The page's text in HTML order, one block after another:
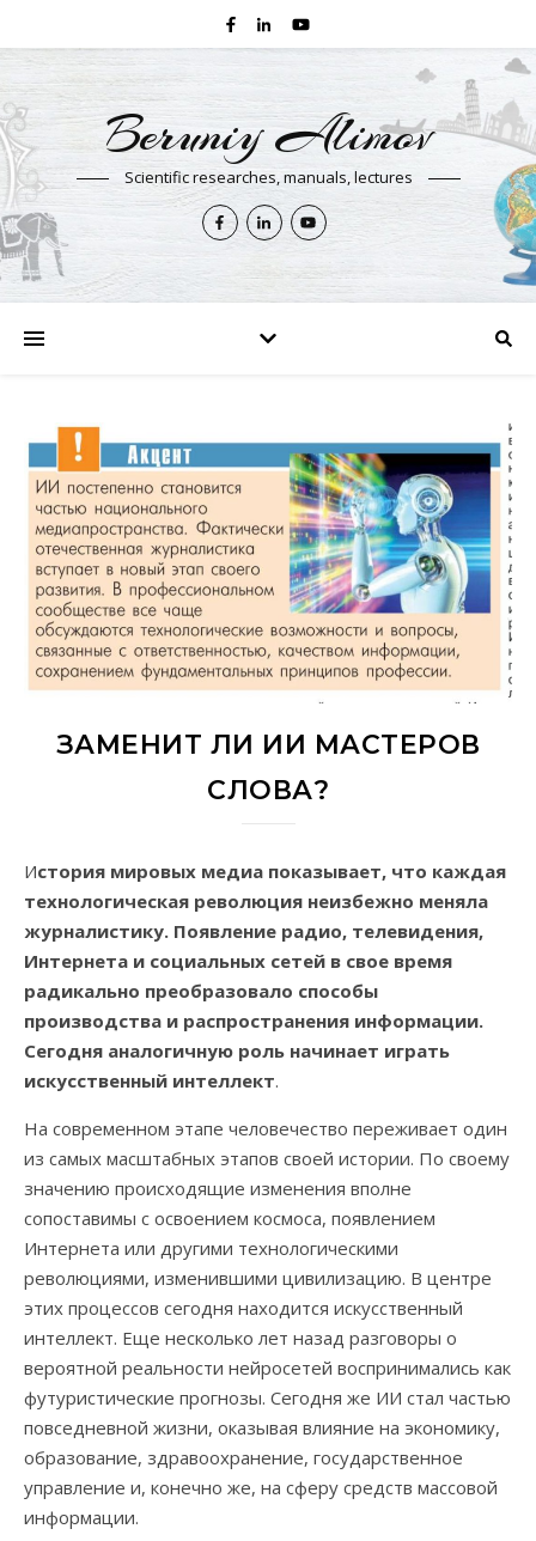
Beruniy Alimov
Scientific researches, manuals, lectures
ЗАМЕНИТ ЛИ ИИ МАСТЕРОВ
СЛОВА?
История мировых медиа показывает, что каждая
технологическая революция неизбежно меняла
журналистику. Появление радио, телевидения,
Интернета и социальных сетей в свое время
радикально преобразовало способы
производства и распространения информации.
Сегодня аналогичную роль начинает играть
искусственный интеллект.
На современном этапе человечество переживает один
из самых масштабных этапов своей истории. По своему
значению происходящие изменения вполне
сопоставимы с освоением космоса, появлением
Интернета или другими технологическими
революциями, изменившими цивилизацию. В центре
этих процессов сегодня находится искусственный
интеллект. Еще несколько лет назад разговоры о
вероятной реальности нейросетей воспринимались как
футуристические прогнозы. Сегодня же ИИ стал частью
повседневной жизни, оказывая влияние на экономику,
образование, здравоохранение, государственное
управление и, конечно же, на сферу средств массовой
информации.